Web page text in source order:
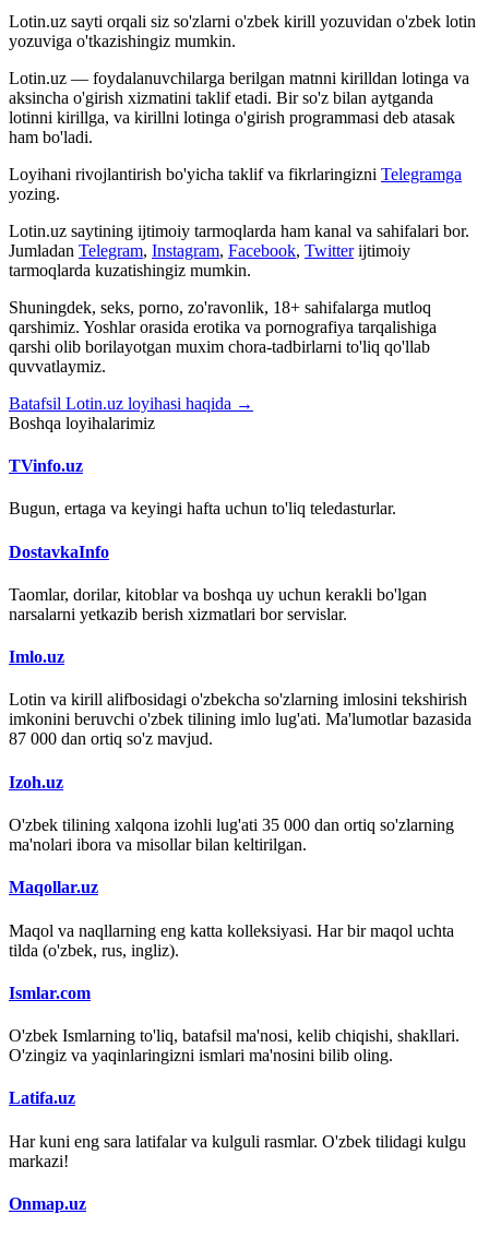
Lotin.uz sayti orqali siz so'zlarni o'zbek kirill yozuvidan o'zbek lotin
yozuviga o'tkazishingiz mumkin.
Lotin.uz — foydalanuvchilarga berilgan matnni kirilldan lotinga va
aksincha o'girish xizmatini taklif etadi. Bir so'z bilan aytganda
lotinni kirillga, va kirillni lotinga o'girish programmasi deb atasak
ham bo'ladi.
Loyihani rivojlantirish bo'yicha taklif va fikrlaringizni Telegramga
yozing.
Lotin.uz saytining ijtimoiy tarmoqlarda ham kanal va sahifalari bor.
Jumladan Telegram, Instagram, Facebook, Twitter ijtimoiy
tarmoqlarda kuzatishingiz mumkin.
Shuningdek, seks, porno, zo'ravonlik, 18+ sahifalarga mutloq
qarshimiz. Yoshlar orasida erotika va pornografiya tarqalishiga
qarshi olib borilayotgan muxim chora-tadbirlarni to'liq qo'llab
quvvatlaymiz.
Batafsil Lotin.uz loyihasi haqida →
Boshqa loyihalarimiz
TVinfo.uz
Bugun, ertaga va keyingi hafta uchun to'liq teledasturlar.
DostavkaInfo
Taomlar, dorilar, kitoblar va boshqa uy uchun kerakli bo'lgan
narsalarni yetkazib berish xizmatlari bor servislar.
Imlo.uz
Lotin va kirill alifbosidagi o'zbekcha so'zlarning imlosini tekshirish
imkonini beruvchi o'zbek tilining imlo lug'ati. Ma'lumotlar bazasida
87 000 dan ortiq so'z mavjud.
Izoh.uz
O'zbek tilining xalqona izohli lug'ati 35 000 dan ortiq so'zlarning
ma'nolari ibora va misollar bilan keltirilgan.
Maqollar.uz
Maqol va naqllarning eng katta kolleksiyasi. Har bir maqol uchta
tilda (o'zbek, rus, ingliz).
Ismlar.com
O'zbek Ismlarning to'liq, batafsil ma'nosi, kelib chiqishi, shakllari.
O'zingiz va yaqinlaringizni ismlari ma'nosini bilib oling.
Latifa.uz
Har kuni eng sara latifalar va kulguli rasmlar. O'zbek tilidagi kulgu
markazi!
Onmap.uz